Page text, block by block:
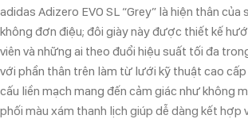
adidas Adizero EVO SL “Grey” là hiện thân
không đơn điệu; đôi giày này được thiết kế
viên và những ai theo đuổi hiệu suất tối đa
với phần thân trên làm từ lưới kỹ thuật cao cấp
cấu liền mạch mang đến cảm giác như không
phối màu xám thanh lịch giúp dễ dàng kết